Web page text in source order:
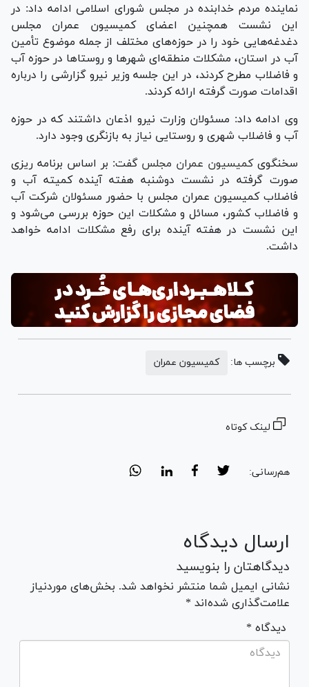
نماینده مردم خدابنده در مجلس شورای اسلامی ادامه داد: در
این نشست همچنین اعضای کمیسیون عمران مجلس
دغدغه‌هایی خود را در حوزه‌های مختلف از جمله موضوع تأمین
آب در استان، مشکلات منطقه‌ای شهر‌ها و روستا‌ها در حوزه آب
و فاضلاب مطرح کردند، در این جلسه وزیر نیرو گزارشی را درباره
اقدامات صورت گرفته ارائه کردند.
وی ادامه داد: مسئولان وزارت نیرو اذعان داشتند که در حوزه
آب و فاضلاب شهری و روستایی نیاز به بازنگری وجود دارد.
سخنگوی کمیسیون عمران مجلس گفت: بر اساس برنامه ریزی
صورت گرفته در نشست دوشنبه هفته آینده کمیته آب و
فاضلاب کمیسیون عمران مجلس با حضور مسئولان شرکت آب
و فاضلاب کشور، مسائل و مشکلات این حوزه بررسی می‌شود و
این نشست در هفته آینده برای رفع مشکلات ادامه خواهد
داشت.
برچسب ها: کمیسیون عمران
لینک کوتاه
هم‌رسانی:
ارسال دیدگاه
دیدگاهتان را بنویسید
نشانی ایمیل شما منتشر نخواهد شد. بخش‌های موردنیاز
علامت‌گذاری شده‌اند *
* دیدگاه